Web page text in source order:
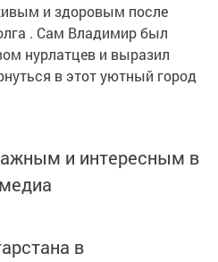
и здоровым после
. Сам Владимир был
нурлатцев и выразил
в этот уютный город
и интересным в
в